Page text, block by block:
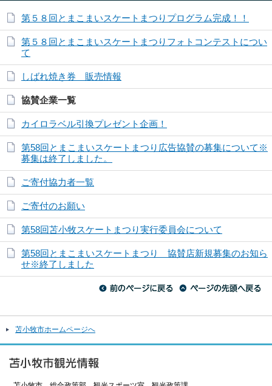
第５８回とまこまいスケートまつりプログラム完成！！
第５８回とまこまいスケートまつりフォトコンテストについ
て
しばれ焼き券 販売情報
協賛企業一覧
カイロラベル引換プレゼント企画！
第58回とまこまいスケートまつり広告協賛の募集について※
募集は終了しました。
ご寄付協力者一覧
ご寄付のお願い
第58回苫小牧スケートまつり実行委員会について
第58回とまこまいスケートまつり 協賛店新規募集のお知ら
せ※終了しました
苫小牧市ホームページへ